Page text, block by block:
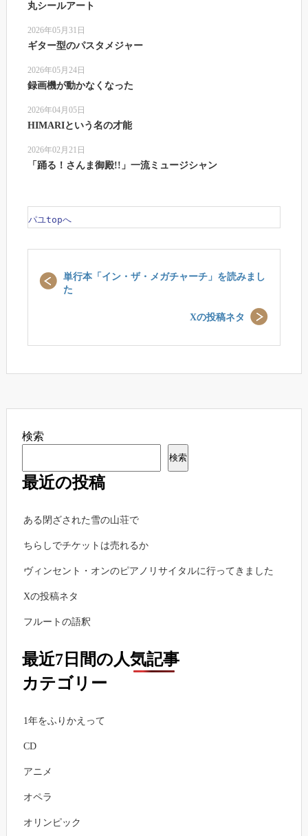
丸シールアート
2026年05月31日
ギター型のパスタメジャー
2026年05月24日
録画機が動かなくなった
2026年04月05日
HIMARIという名の才能
2026年02月21日
「踊る！さんま御殿!!」一流ミュージシャン
パユtopへ
単行本「イン・ザ・メガチャーチ」を読みまし
た
Xの投稿ネタ
検索
検索
最近の投稿
ある閉ざされた雪の山荘で
ちらしでチケットは売れるか
ヴィンセント・オンのピアノリサイタルに行ってきました
Xの投稿ネタ
フルートの語釈
最近7日間の人気記事
カテゴリー
1年をふりかえって
CD
アニメ
オペラ
オリンピック